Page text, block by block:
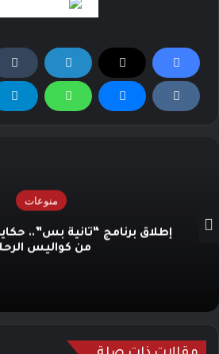
منوعات
إطلاق برنامج “ثانية بس”..
من كواليس